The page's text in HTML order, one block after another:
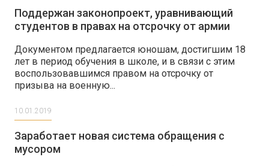
Поддержан законопроект, уравнивающий
студентов в правах на отсрочку от армии
Документом предлагается юношам, достигшим 18
лет в период обучения в школе, и в связи с этим
воспользовавшимся правом на отсрочку от
призыва на военную...
10.01.2019
Заработает новая система обращения с
мусором